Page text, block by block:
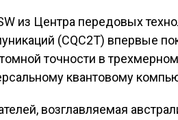
из Центра передовых
(CQC2T) впервые
точности в
квантовому
возглавляемая